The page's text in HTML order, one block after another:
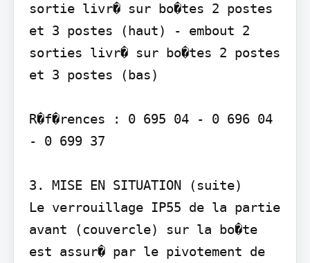
sortie livr� sur bo�tes 2 postes
et 3 postes (haut) - embout 2
sorties livr� sur bo�tes 2 postes
et 3 postes (bas)
R�f�rences : 0 695 04 - 0 696 04
- 0 699 37
3. MISE EN SITUATION (suite)
Le verrouillage IP55 de la partie
avant (couvercle) sur la bo�te
est assur� par le pivotement de